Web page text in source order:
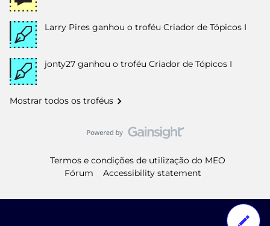
Larry Pires ganhou o troféu Criador de Tópicos I
jonty27 ganhou o troféu Criador de Tópicos I
Mostrar todos os troféus
Termos e condições de utilização do MEO
Fórum
Accessibility statement